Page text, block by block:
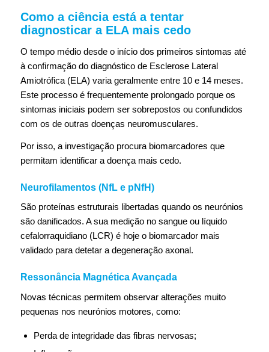
Como a ciência está a tentar
diagnosticar a ELA mais cedo
O tempo médio desde o início dos primeiros sintomas até
à confirmação do diagnóstico de Esclerose Lateral
Amiotrófica (ELA) varia geralmente entre 10 e 14 meses.
Este processo é frequentemente prolongado porque os
sintomas iniciais podem ser sobrepostos ou confundidos
com os de outras doenças neuromusculares.
Por isso, a investigação procura biomarcadores que
permitam identificar a doença mais cedo.
Neurofilamentos (NfL e pNfH)
São proteínas estruturais libertadas quando os neurónios
são danificados. A sua medição no sangue ou líquido
cefalorraquidiano (LCR) é hoje o biomarcador mais
validado para detetar a degeneração axonal.
Ressonância Magnética Avançada
Novas técnicas permitem observar alterações muito
pequenas nos neurónios motores, como:
Perda de integridade das fibras nervosas;